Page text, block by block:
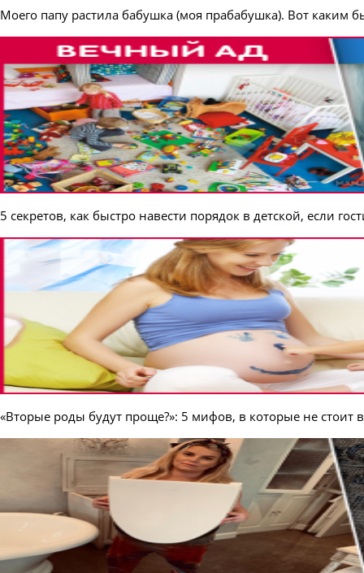
Моего папу растила бабушка (моя прабабушка). Вот каким
5 секретов, как быстро навести порядок в детской, если
«Вторые роды будут проще?»: 5 мифов, в которые не стоит